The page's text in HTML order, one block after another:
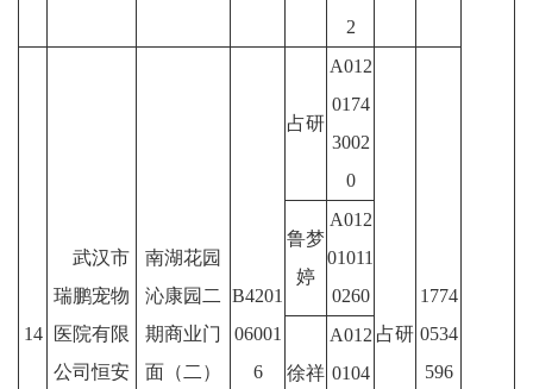
2
14
武汉市
瑞鹏宠物
医院有限
公司恒安
南湖花园
沁康园二
期商业门
面（二）
B4201
06001
6
占研
A012
0174
3002
0
占研
1774
0534
596
鲁梦
婷
A012
01011
0260
徐祥
A012
0104